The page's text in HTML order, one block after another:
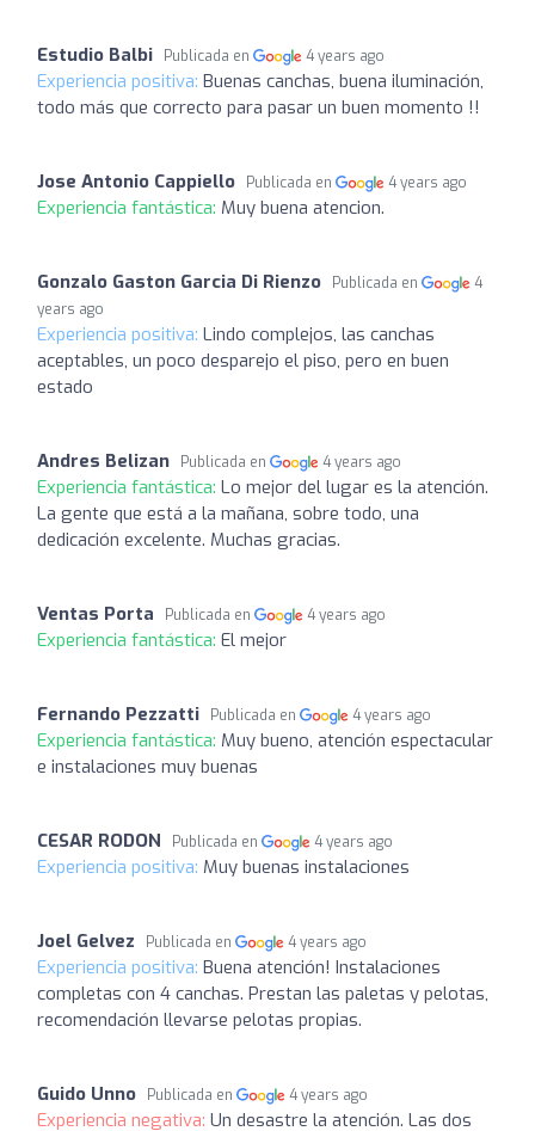
Estudio Balbi Publicada en 4 years ago
Experiencia positiva: Buenas canchas, buena iluminación,
todo más que correcto para pasar un buen momento !!
Jose Antonio Cappiello Publicada en 4 years ago
Experiencia fantástica: Muy buena atencion.
Gonzalo Gaston Garcia Di Rienzo Publicada en
4
years ago
Experiencia positiva: Lindo complejos, las canchas
aceptables, un poco desparejo el piso, pero en buen
estado
Andres Belizan Publicada en 4 years ago
Experiencia fantástica: Lo mejor del lugar es la atención.
La gente que está a la mañana, sobre todo, una
dedicación excelente. Muchas gracias.
Ventas Porta Publicada en 4 years ago
Experiencia fantástica: El mejor
Fernando Pezzatti Publicada en 4 years ago
Experiencia fantástica: Muy bueno, atención espectacular
e instalaciones muy buenas
CESAR RODON Publicada en 4 years ago
Experiencia positiva: Muy buenas instalaciones
Joel Gelvez Publicada en 4 years ago
Experiencia positiva: Buena atención! Instalaciones
completas con 4 canchas. Prestan las paletas y pelotas,
recomendación llevarse pelotas propias.
Guido Unno Publicada en 4 years ago
Experiencia negativa: Un desastre la atención. Las dos